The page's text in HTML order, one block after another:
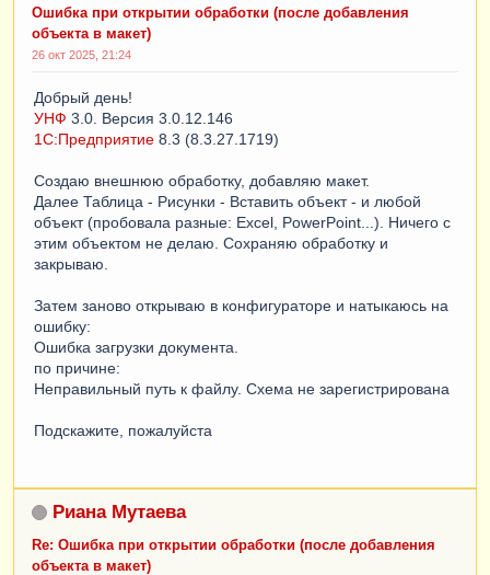
Ошибка при открытии обработки (после добавления
объекта в макет)
26 окт 2025, 21:24
Добрый день!
УНФ 3.0. Версия 3.0.12.146
1С:Предприятие 8.3 (8.3.27.1719)
Создаю внешнюю обработку, добавляю макет.
Далее Таблица - Рисунки - Вставить объект - и любой
объект (пробовала разные: Excel, PowerPoint...). Ничего с
этим объектом не делаю. Сохраняю обработку и
закрываю.
Затем заново открываю в конфигураторе и натыкаюсь на
ошибку:
Ошибка загрузки документа.
по причине:
Неправильный путь к файлу. Схема не зарегистрирована
Подскажите, пожалуйста
Риана Мутаева
Re: Ошибка при открытии обработки (после добавления
объекта в макет)